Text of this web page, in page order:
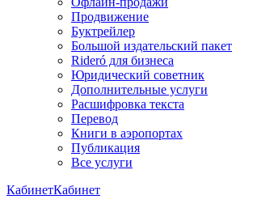
Продвижение
Буктрейлер
Большой издательский пакет
Rideró для бизнеса
Юридический советник
Дополнительные услуги
Расшифровка текста
Перевод
Книги в аэропортах
Публикация
Все услуги
КабинетКабинет